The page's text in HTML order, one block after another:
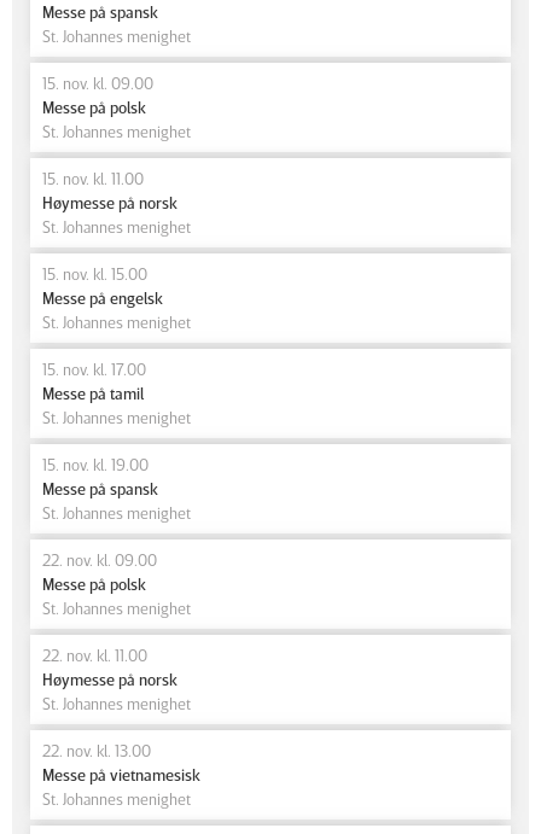
Messe på spansk
St. Johannes menighet
15. nov. kl. 09.00
Messe på polsk
St. Johannes menighet
15. nov. kl. 11.00
Høymesse på norsk
St. Johannes menighet
15. nov. kl. 15.00
Messe på engelsk
St. Johannes menighet
15. nov. kl. 17.00
Messe på tamil
St. Johannes menighet
15. nov. kl. 19.00
Messe på spansk
St. Johannes menighet
22. nov. kl. 09.00
Messe på polsk
St. Johannes menighet
22. nov. kl. 11.00
Høymesse på norsk
St. Johannes menighet
22. nov. kl. 13.00
Messe på vietnamesisk
St. Johannes menighet